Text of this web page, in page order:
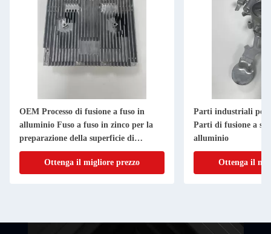
OEM Processo di fusione a fuso in
alluminio Fuso a fuso in zinco per la
preparazione della superficie di
deburring
Ottenga il migliore prezzo
Parti industriali per
Parti di fusione a
alluminio
Ottenga il